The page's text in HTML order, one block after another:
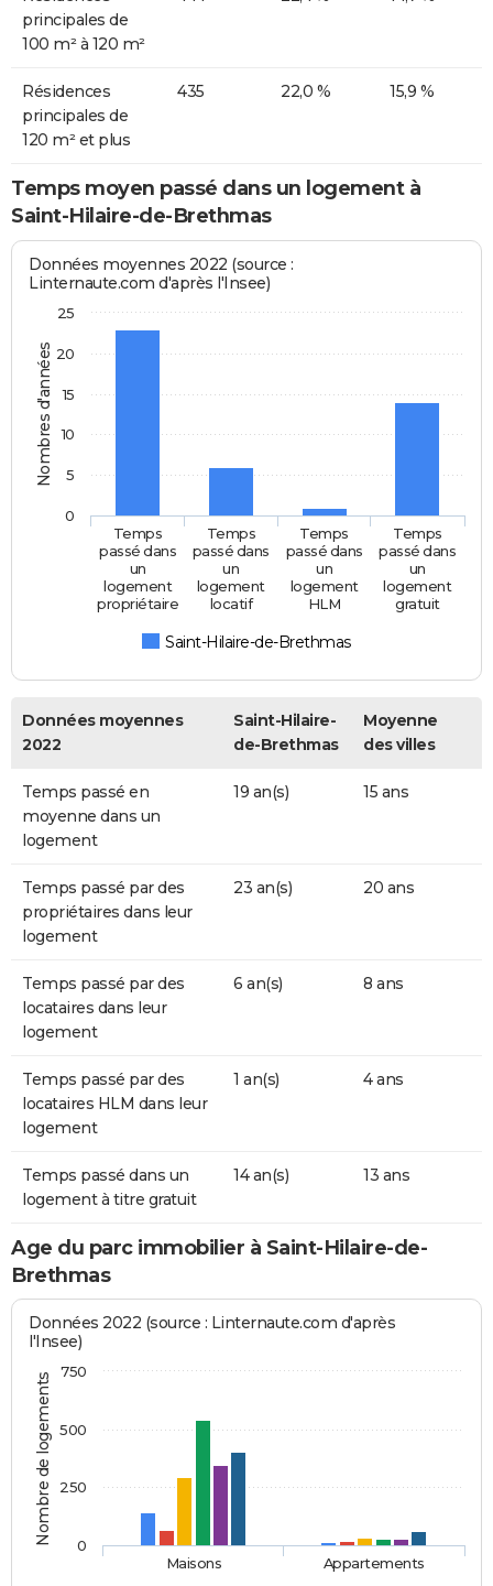
principales de
100 m² à 120 m²
Résidences
principales de
120 m² et plus
435 22,0 % 15,9 %
Temps moyen passé dans un logement à
Saint-Hilaire-de-Brethmas
Nombres d'années
Données moyennes 2022 (source :
Linternaute.com d'après l'Insee)
Saint-Hilaire-de-Brethmas
Temps
passé dans
un
logement
propriétaire
Temps
passé dans
un
logement
locatif
Temps
passé dans
un
logement
HLM
Temps
passé dans
un
logement
gratuit
0
5
10
15
20
25
Données moyennes
2022
Saint-Hilaire-
de-Brethmas
Moyenne
des villes
Temps passé en
moyenne dans un
logement
19 an(s) 15 ans
Temps passé par des
propriétaires dans leur
logement
23 an(s) 20 ans
Temps passé par des
locataires dans leur
logement
6 an(s) 8 ans
Temps passé par des
locataires HLM dans leur
logement
1 an(s) 4 ans
Temps passé dans un
logement à titre gratuit
14 an(s) 13 ans
Age du parc immobilier à Saint-Hilaire-de-
Brethmas
Nombre de logements
Données 2022 (source : Linternaute.com d'après
l'Insee)
Maisons Appartements
0
250
500
750